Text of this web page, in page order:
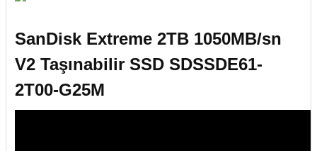
SanDisk Extreme 2TB 1050MB/sn
V2 Taşınabilir SSD SDSSDE61-
2T00-G25M